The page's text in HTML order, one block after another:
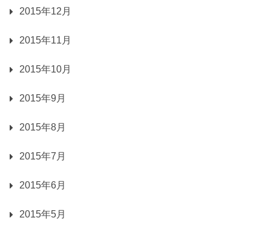
2015年12月
2015年11月
2015年10月
2015年9月
2015年8月
2015年7月
2015年6月
2015年5月